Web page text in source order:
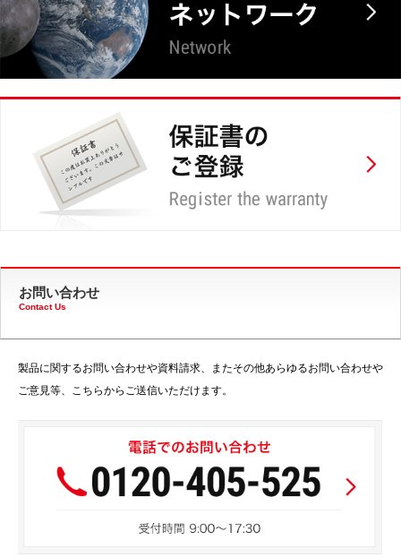
お問い合わせ
Contact Us
製品に関するお問い合わせや資料請求、またその他あらゆるお問い合わせや
ご意見等、こちらからご送信いただけます。